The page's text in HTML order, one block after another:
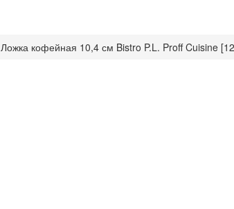
Ложка кофейная 10,4 см Bistro P.L. Proff Cuisine